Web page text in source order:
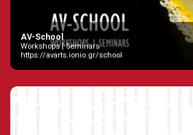
AV-School
Workshops | Seminars
https://avarts.ionio.gr/school